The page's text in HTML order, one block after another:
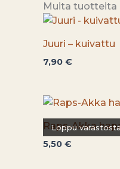
Muita tuotteita
Juuri – kuivattu
7,90 €
Loppu
Raps-Akka
5,50 €